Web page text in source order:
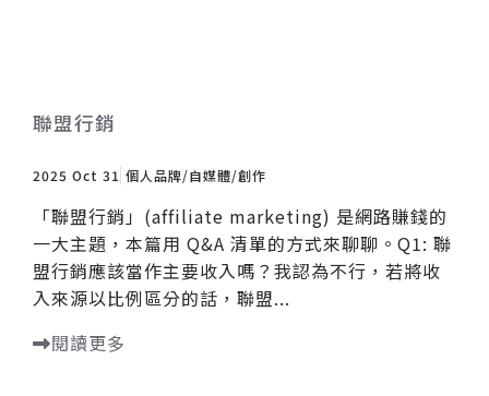
聯盟行銷
2025 Oct 31 個人品牌/自媒體/創作
「聯盟行銷」(affiliate marketing) 是網路賺錢的
一大主題，本篇用 Q&A 清單的方式來聊聊。Q1: 聯
盟行銷應該當作主要收入嗎？我認為不行，若將收
入來源以比例區分的話，聯盟...
閱讀更多